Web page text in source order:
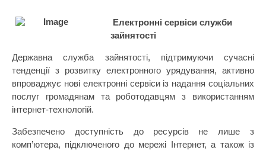
Електронні сервіси служби
зайнятості
Державна служба зайнятості, підтримуючи сучасні
тенденції з розвитку електронного урядування, активно
впроваджує нові електронні сервіси із надання соціальних
послуг громадянам та роботодавцям з використанням
інтернет-технологій.
Забезпечено доступність до ресурсів не лише з
комп’ютера, підключеного до мережі Інтернет, а також із